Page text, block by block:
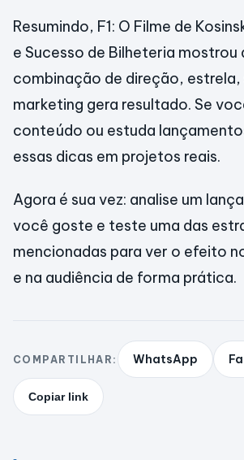
Resumindo, F1: O Filme de
e Sucesso de Bilheteria mostrou
combinação de direção, estrela,
marketing gera resultado. Se
conteúdo ou estuda
essas dicas em projetos reais.
Agora é sua vez: analise um
você goste e teste uma das
mencionadas para ver o efeito
e na audiência de forma prática.
COMPARTILHAR: WhatsApp
Copiar link